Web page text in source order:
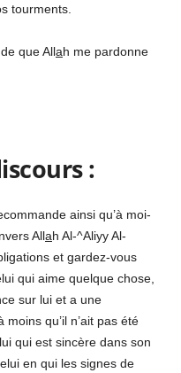
tourments.
que Allah me pardonne
:
ainsi qu’à moi-
Allah Al-^Aliyy Al-
et gardez-vous
qui aime quelque chose,
sur lui et a une
qu’il n’ait pas été
qui est sincère dans son
en qui les signes de